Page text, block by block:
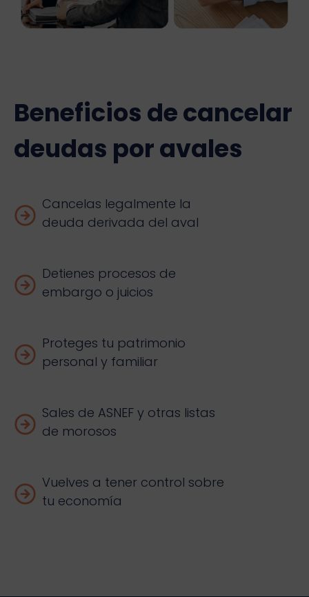
Beneficios de cancelar
deudas por avales
Cancelas legalmente la
deuda derivada del aval
Detienes procesos de
embargo o juicios
Proteges tu patrimonio
personal y familiar
Sales de ASNEF y otras listas
de morosos
Vuelves a tener control sobre
tu economía